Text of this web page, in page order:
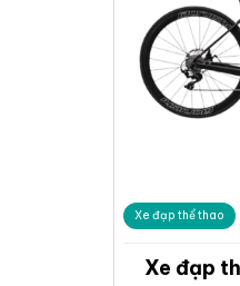
Xe đạp thể thao
Xe đạp